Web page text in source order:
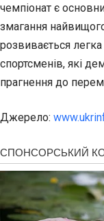
чемпіонат є
змагання
розвивається легка
спортсменів, які
прагнення до
Джерело: